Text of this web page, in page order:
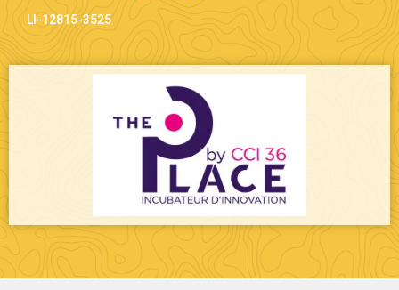
LI-12815-3525